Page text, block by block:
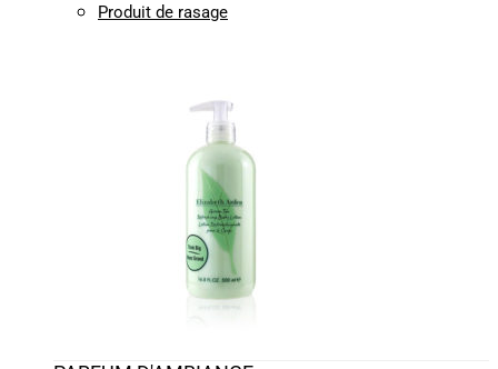
Produit de rasage